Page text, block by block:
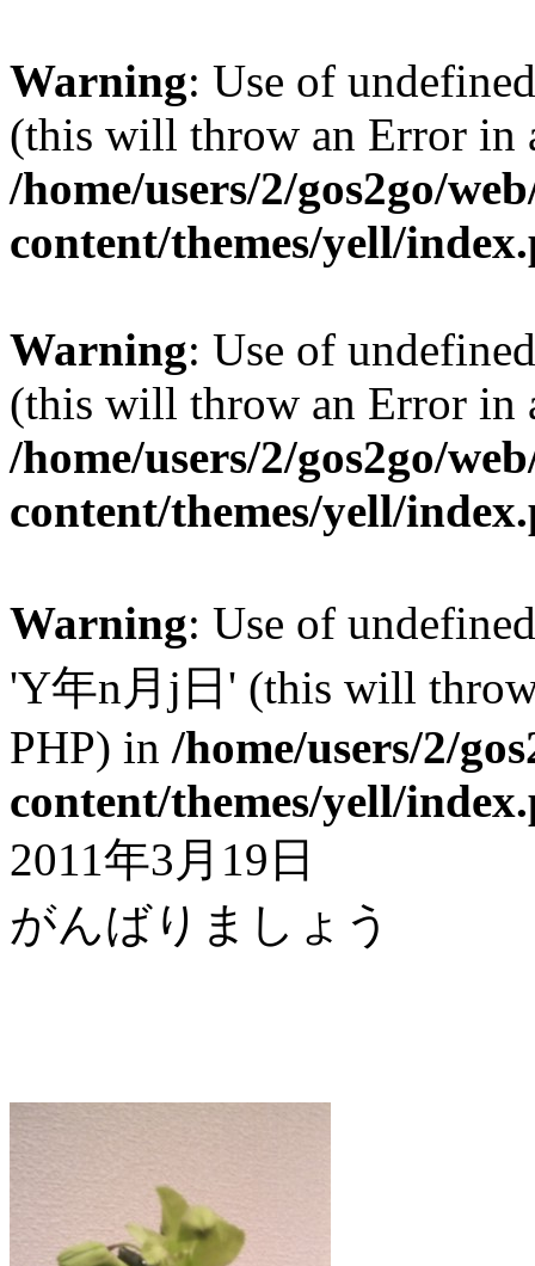
Warning: Use of
(this will throw an Error in
/home/users/2/gos2go/
content/themes/yell/
Warning: Use of
(this will throw an Error in
/home/users/2/gos2go/
content/themes/yell/
Warning: Use of
'Y年n月j日' (this will
PHP) in /home/users/2/
content/themes/yell/
2011年3月19日
がんばりましょう